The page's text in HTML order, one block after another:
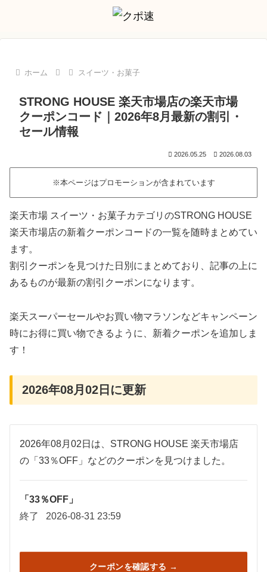
ホーム スイーツ・お菓子
STRONG HOUSE 楽天市場店の楽天市場
クーポンコード｜2026年8月最新の割引・
セール情報
2026.05.25 2026.08.03
※本ページはプロモーションが含まれています
楽天市場 スイーツ・お菓子カテゴリのSTRONG HOUSE
楽天市場店の新着クーポンコードの一覧を随時まとめてい
ます。
割引クーポンを見つけた日別にまとめており、記事の上に
あるものが最新の割引クーポンになります。
楽天スーパーセールやお買い物マラソンなどキャンペーン
時にお得に買い物できるように、新着クーポンを追加しま
す！
2026年08月02日に更新
2026年08月02日は、STRONG HOUSE 楽天市場店
の「33％OFF」などのクーポンを見つけました。
「33％OFF」
終了
2026-08-31 23:59
クーポンを確認する